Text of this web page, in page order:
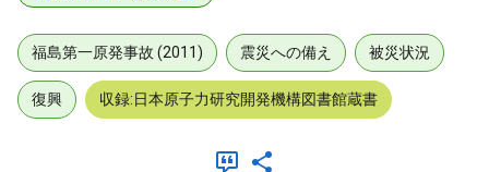
福島第一原発事故 (2011) 震災への備え 被災状況
復興 収録:日本原子力研究開発機構図書館蔵書